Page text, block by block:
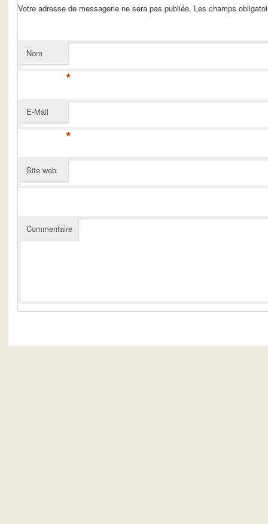
Votre adresse de messagerie ne sera pas publiée. Les champs
Nom
*
E-Mail
*
Site web
Commentaire